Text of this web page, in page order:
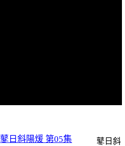
鼕日斜陽煖 第05集
鼕日斜